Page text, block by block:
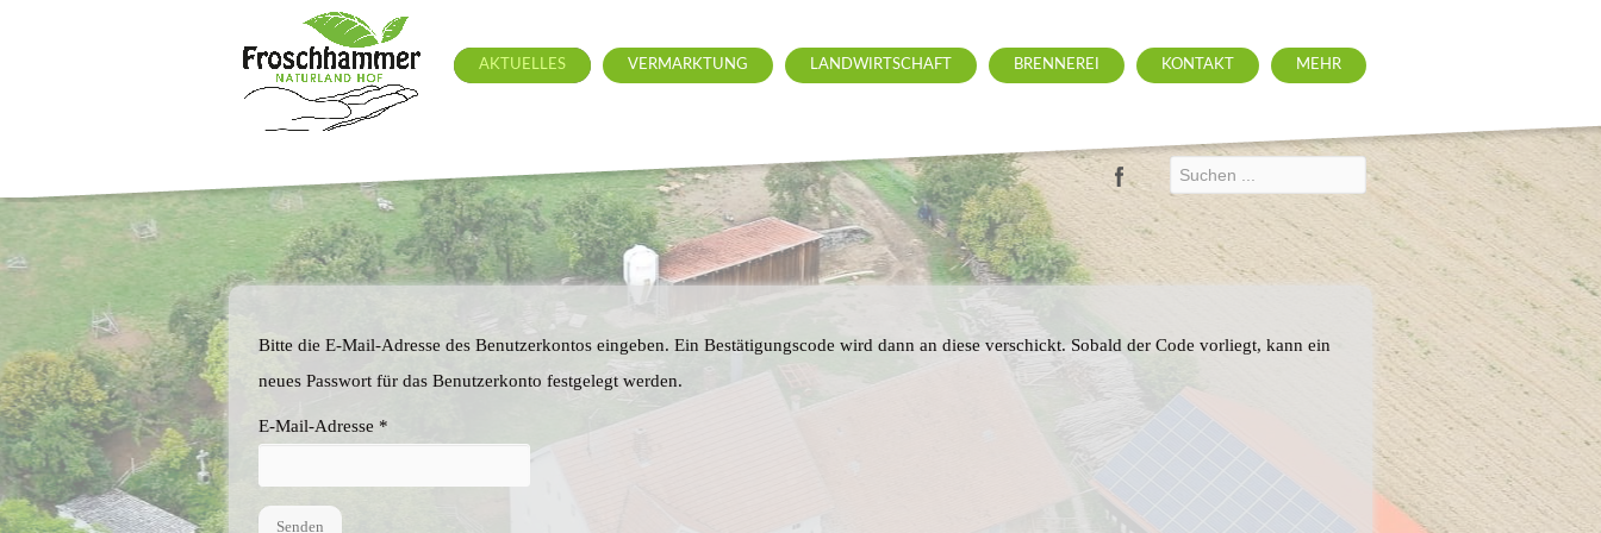
AKTUELLES VERMARKTUNG LANDWIRTSCHAFT BRENNEREI KONTAKT MEHR
Bitte die E-Mail-Adresse des Benutzerkontos eingeben. Ein Bestätigungscode wird dann an diese verschickt. Sobald der Code vorliegt, kann ein
neues Passwort für das Benutzerkonto festgelegt werden.
E-Mail-Adresse *
Senden